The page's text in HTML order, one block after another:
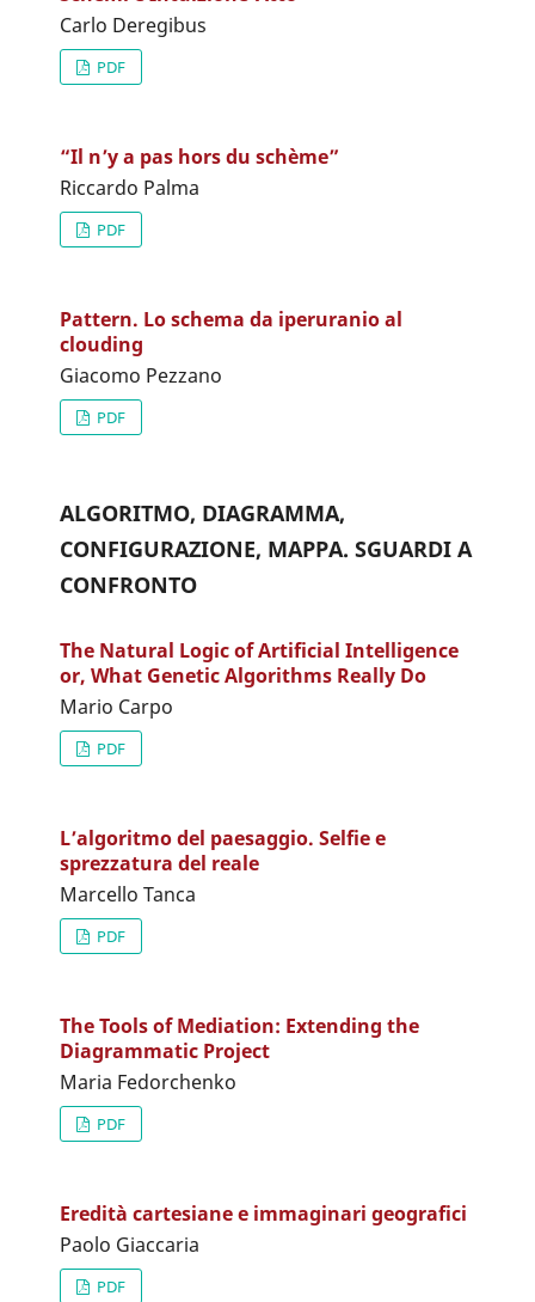
Carlo Deregibus
PDF
“Il n’y a pas hors du schème”
Riccardo Palma
PDF
Pattern. Lo schema da iperuranio al
clouding
Giacomo Pezzano
PDF
ALGORITMO, DIAGRAMMA,
CONFIGURAZIONE, MAPPA. SGUARDI A
CONFRONTO
The Natural Logic of Artificial Intelligence
or, What Genetic Algorithms Really Do
Mario Carpo
PDF
L’algoritmo del paesaggio. Selfie e
sprezzatura del reale
Marcello Tanca
PDF
The Tools of Mediation: Extending the
Diagrammatic Project
Maria Fedorchenko
PDF
Eredità cartesiane e immaginari geografici
Paolo Giaccaria
PDF